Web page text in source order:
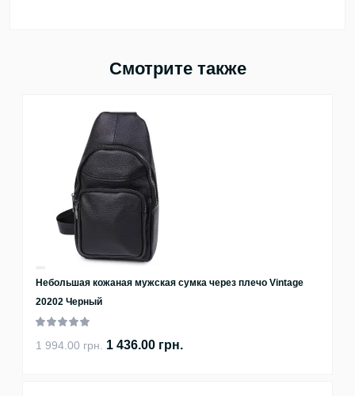
Смотрите также
Небольшая кожаная мужская сумка через плечо Vintage
20202 Черный
1 994.00 грн. 1 436.00 грн.